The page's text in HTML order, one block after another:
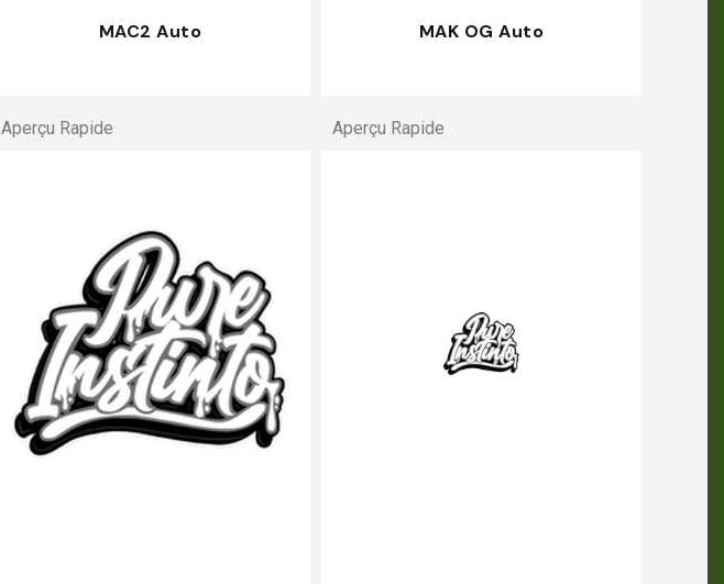
MAC2 Auto MAK OG Auto
Aperçu Rapide Aperçu Rapide